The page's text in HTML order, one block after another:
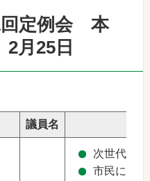
定例会 本
月25日
議員名
次世代に
市民に期